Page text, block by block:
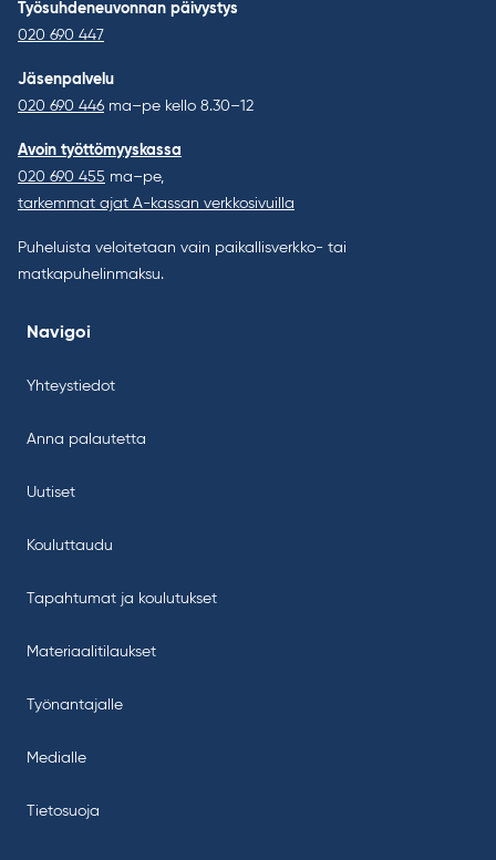
Työsuhdeneuvonnan päivystys
020 690 447
Jäsenpalvelu
020 690 446 ma–pe kello 8.30–12
Avoin työttömyyskassa
020 690 455 ma–pe,
tarkemmat ajat A-kassan verkkosivuilla
Puheluista veloitetaan vain paikallisverkko- tai
matkapuhelinmaksu.
Navigoi
Yhteystiedot
Anna palautetta
Uutiset
Kouluttaudu
Tapahtumat ja koulutukset
Materiaalitilaukset
Työnantajalle
Medialle
Tietosuoja